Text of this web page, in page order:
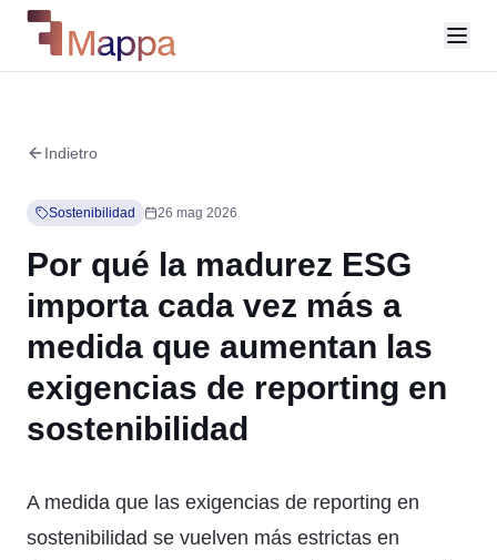
Indietro
Sostenibilidad 26 mag 2026
Por qué la madurez ESG
importa cada vez más a
medida que aumentan las
exigencias de reporting en
sostenibilidad
A medida que las exigencias de reporting en
sostenibilidad se vuelven más estrictas en